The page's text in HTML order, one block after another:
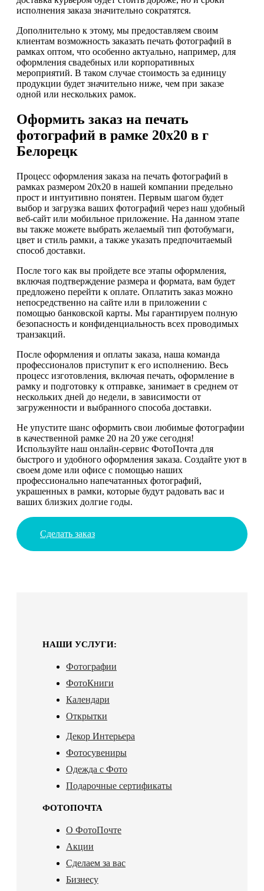
исполнения заказа значительно сократятся.
Дополнительно к этому, мы предоставляем своим
клиентам возможность заказать печать фотографий в
рамках оптом, что особенно актуально, например, для
оформления свадебных или корпоративных
мероприятий. В таком случае стоимость за единицу
продукции будет значительно ниже, чем при заказе
одной или нескольких рамок.
Оформить заказ на печать
фотографий в рамке 20х20 в г
Белорецк
Процесс оформления заказа на печать фотографий в
рамках размером 20х20 в нашей компании предельно
прост и интуитивно понятен. Первым шагом будет
выбор и загрузка ваших фотографий через наш удобный
веб-сайт или мобильное приложение. На данном этапе
вы также можете выбрать желаемый тип фотобумаги,
цвет и стиль рамки, а также указать предпочитаемый
способ доставки.
После того как вы пройдете все этапы оформления,
включая подтверждение размера и формата, вам будет
предложено перейти к оплате. Оплатить заказ можно
непосредственно на сайте или в приложении с
помощью банковской карты. Мы гарантируем полную
безопасность и конфиденциальность всех проводимых
транзакций.
После оформления и оплаты заказа, наша команда
профессионалов приступит к его исполнению. Весь
процесс изготовления, включая печать, оформление в
рамку и подготовку к отправке, занимает в среднем от
нескольких дней до недели, в зависимости от
загруженности и выбранного способа доставки.
Не упустите шанс оформить свои любимые фотографии
в качественной рамке 20 на 20 уже сегодня!
Используйте наш онлайн-сервис ФотоПочта для
быстрого и удобного оформления заказа. Создайте уют в
своем доме или офисе с помощью наших
профессионально напечатанных фотографий,
украшенных в рамки, которые будут радовать вас и
ваших близких долгие годы.
Сделать заказ
НАШИ УСЛУГИ:
Фотографии
ФотоКниги
Календари
Открытки
Декор Интерьера
Фотосувениры
Одежда с Фото
Подарочные сертификаты
ФОТОПОЧТА
О ФотоПочте
Акции
Сделаем за вас
Бизнесу